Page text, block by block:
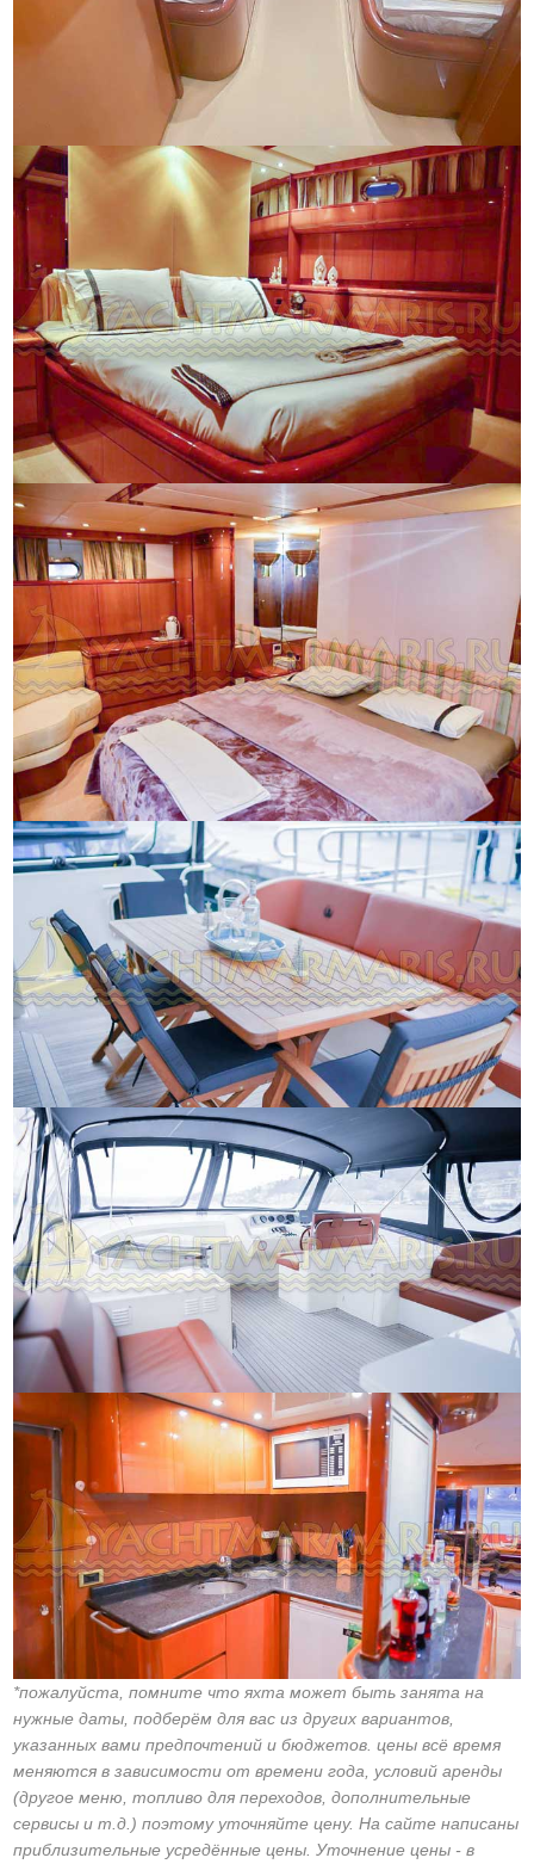
*пожалуйста, помните что яхта может быть занята на
нужные даты, подберём для вас из других вариантов,
указанных вами предпочтений и бюджетов. цены всё время
меняются в зависимости от времени года, условий аренды
(другое меню, топливо для переходов, дополнительные
сервисы и т.д.) поэтому уточняйте цену. На сайте написаны
приблизительные усредённые цены. Уточнение цены - в